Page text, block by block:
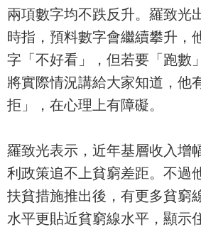
兩項數字均不跌反升。羅致光
時指，預料數字會繼續攀升，
字「不好看」，但若要「跑數
將實際情況講給大家知道，他
拒」，在心理上有障礙。
羅致光表示，近年基層收入增
利政策追不上貧窮差距。不過
扶貧措施推出後，有更多貧窮
水平更貼近貧窮線水平，顯示